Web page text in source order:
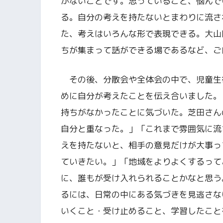
る。自分の考えを持たないとまわりに流
た、考えはいろんな形で表現できる。大
ちが集まって話ができる場であるなど、
その後、分散会や全体会の中で、児童
めに自分が考えたことを伝え合いました
持ちがなかったことに気づいた。芝田さ
自分と重なった。」「これまで雰囲気に
えを持たないと、相手の意見だけが大事
ていきたい。」「地域をよりよくするっ
に、誰もが受け入れられることかなと思
るには、日常の中にある気づきを見逃さ
いくこと・受け止めること、学習したこ